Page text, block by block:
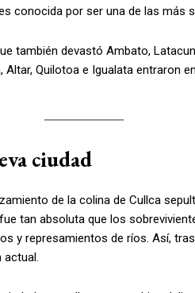
conocida por ser una de las más
también devastó Ambato,
Quilotoa e Igualata entraron
ciudad
de la colina de Cullca
tan absoluta que los
y represamientos de ríos. Así,
actual.